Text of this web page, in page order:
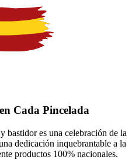
Cada Pincelada
bastidor es una celebración de la
dedicación inquebrantable a la
productos 100% nacionales.